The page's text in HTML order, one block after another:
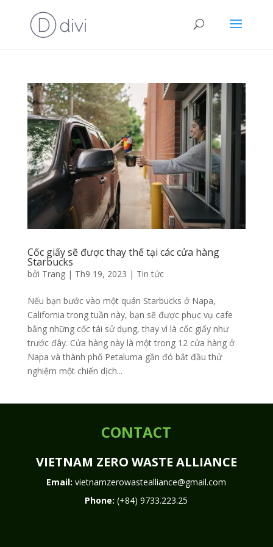
Cốc giấy sẽ được thay thế tại các cửa hàng
Starbucks
bởi Trang| Th9 19, 2023 | Tin tức
Nếu bạn bước vào một quán Starbucks ở Napa,
California trong tuần này, bạn sẽ được phục vụ cafe
bằng những cốc tái sử dụng, thay vì là cốc giấy như
trước đây. Cửa hàng này là một trong 12 cửa hàng ở
Napa và thành phố Petaluma gần đó bắt đầu thử
nghiệm một chiến dịch...
CONTACT
VIETNAM ZERO WASTE ALLIANCE
Email: vietnamzerowastealliance@gmail.com
Phone: (+84) 9733.223.25